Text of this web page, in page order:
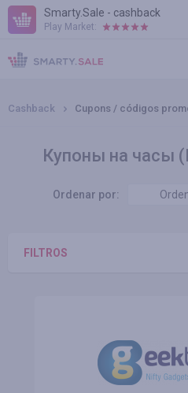
Smarty.Sale - cashback
Play Market:
AJUDA
TERMOS DE USO
Cashback Cupons / códigos
Купоны на часы
Ordenar por:
FILTROS